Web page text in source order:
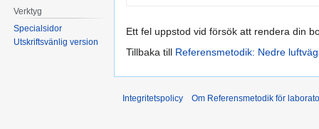
Ett fel uppstod vid försök att rendera din
Tillbaka till Referensmetodik: Nedre
Verktyg
Specialsidor
Utskriftsvänlig version
Integritetspolicy Om Referensmetodik för